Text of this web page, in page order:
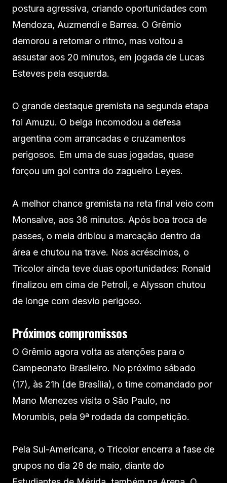
postura agressiva, criando oportunidades com
Mendoza, Auzmendi e Barrea. O Grêmio
demorou a retomar o ritmo, mas voltou a
assustar aos 20 minutos, em jogada de Lucas
Esteves pela esquerda.
O grande destaque gremista na segunda etapa
foi Amuzu. O belga incomodou a defesa
argentina com arrancadas e cruzamentos
perigosos. Em uma de suas jogadas, quase
forçou um gol contra do zagueiro Leyes.
A melhor chance gremista na reta final veio com
Monsalve, aos 36 minutos. Após boa troca de
passes, o meia driblou a marcação dentro da
área e chutou na trave. Nos acréscimos, o
Tricolor ainda teve duas oportunidades: Ronald
finalizou em cima de Petroli, e Alysson chutou
de longe com desvio perigoso.
Próximos compromissos
O Grêmio agora volta as atenções para o
Campeonato Brasileiro. No próximo sábado
(17), às 21h (de Brasília), o time comandado por
Mano Menezes visita o São Paulo, no
Morumbis, pela 9ª rodada da competição.
Pela Sul-Americana, o Tricolor encerra a fase de
grupos no dia 28 de maio, diante do